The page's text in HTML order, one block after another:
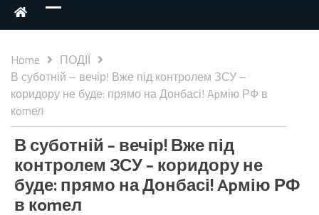
Home
ПОДІЇ
В суботній – вечір! Вже під контролем ЗСУ –
коридору не буде: прямо на Донбасі! Apмію РФ в
кomел
В суботній – вечір! Вже під
контролем ЗСУ – коридору не
буде: прямо на Донбасі! Apмію РФ
в кomел